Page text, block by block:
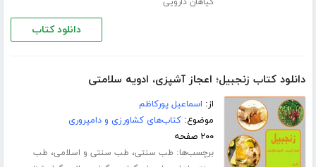
گیاهان دارویی
دانلود کتاب
دانلود کتاب زنجبیل؛ اعجاز آشپزی، ادویه سلامتی
از: اسماعیل پورکاظم
موضوع:کتاب‌های کشاورزی و دامپروری
۲۰۰ صفحه
برچسب‌ها: طب سنتی، طب سنتی و اسلامی، طب